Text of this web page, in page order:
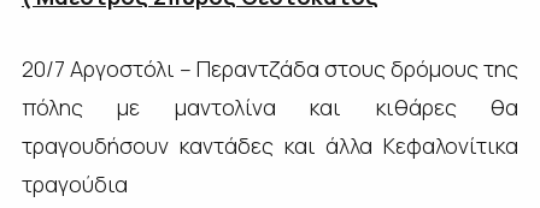
20/7 Αργοστόλι – Περαντζάδα στους δρόμους της
πόλης με μαντολίνα και κιθάρες θα
τραγουδήσουν καντάδες και άλλα Κεφαλονίτικα
τραγούδια